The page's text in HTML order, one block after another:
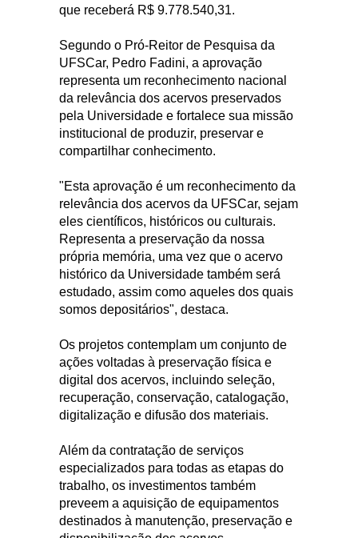
que receberá R$ 9.778.540,31.
Segundo o Pró-Reitor de Pesquisa da
UFSCar, Pedro Fadini, a aprovação
representa um reconhecimento nacional
da relevância dos acervos preservados
pela Universidade e fortalece sua missão
institucional de produzir, preservar e
compartilhar conhecimento.
"Esta aprovação é um reconhecimento da
relevância dos acervos da UFSCar, sejam
eles científicos, históricos ou culturais.
Representa a preservação da nossa
própria memória, uma vez que o acervo
histórico da Universidade também será
estudado, assim como aqueles dos quais
somos depositários", destaca.
Os projetos contemplam um conjunto de
ações voltadas à preservação física e
digital dos acervos, incluindo seleção,
recuperação, conservação, catalogação,
digitalização e difusão dos materiais.
Além da contratação de serviços
especializados para todas as etapas do
trabalho, os investimentos também
preveem a aquisição de equipamentos
destinados à manutenção, preservação e